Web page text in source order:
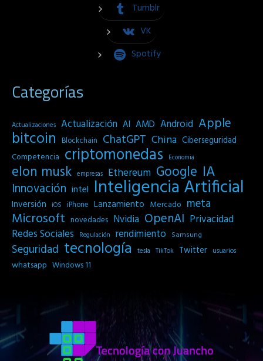
Tumblr
VK
Spotify
Categorías
Actualizaciones Actualización AI AMD Android Apple
bitcoin Blockchain ChatGPT China Ciberseguridad
Competencia criptomonedas Economia
elon musk empresas Ethereum Google IA
Innovación intel Inteligencia Artificial
Inversión iOS iPhone Lanzamiento Mercado meta
Microsoft novedades Nvidia OpenAI Privacidad
Redes Sociales
Regulación rendimiento Samsung
Seguridad tecnología tesla TikTok Twitter usuarios
whatsapp Windows 11